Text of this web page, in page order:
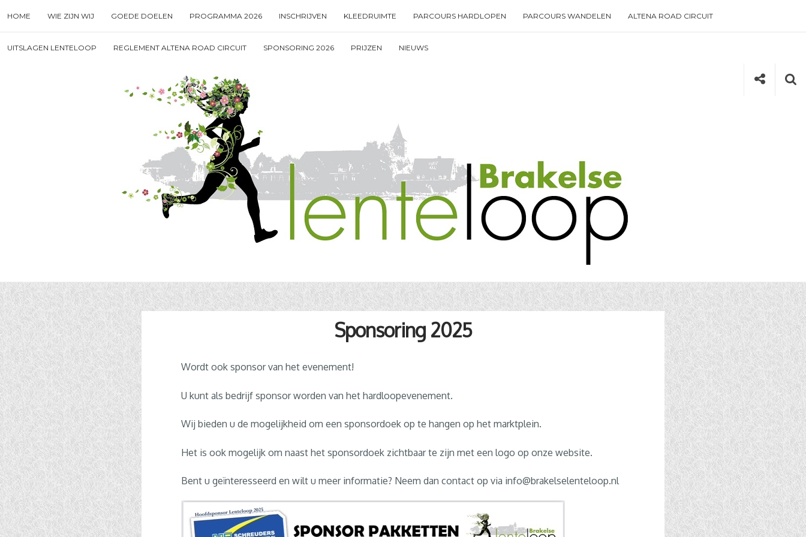
to
content
HOME WIE ZIJN WIJ GOEDE DOELEN PROGRAMMA 2026 INSCHRIJVEN KLEEDRUIMTE PARCOURS HARDLOPEN PARCOURS WANDELEN ALTENA ROAD CIRCUIT
UITSLAGEN LENTELOOP REGLEMENT ALTENA ROAD CIRCUIT SPONSORING 2026 PRIJZEN NIEUWS
for
enter
Social
Sponsoring 2025
Wordt ook sponsor van het evenement!
U kunt als bedrijf sponsor worden van het hardloopevenement.
Wij bieden u de mogelijkheid om een sponsordoek op te hangen op het marktplein.
Het is ook mogelijk om naast het sponsordoek zichtbaar te zijn met een logo op onze website.
Bent u geïnteresseerd en wilt u meer informatie? Neem dan contact op via info@brakelselenteloop.nl